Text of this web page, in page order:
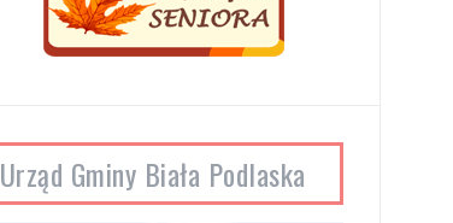
Urząd Gminy Biała Podlaska